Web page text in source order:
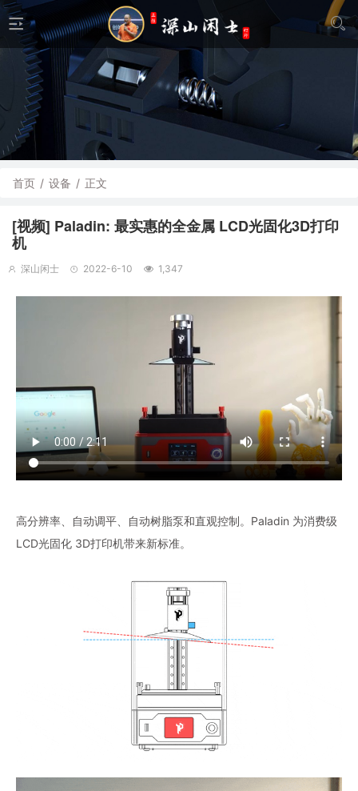
首页 / 设备 / 正文
[视频] Paladin: 最实惠的全金属 LCD光固化3D打印
机
深山闲士 2022-6-10 1,347
高分辨率、自动调平、自动树脂泵和直观控制。Paladin 为消费级
LCD光固化 3D打印机带来新标准。